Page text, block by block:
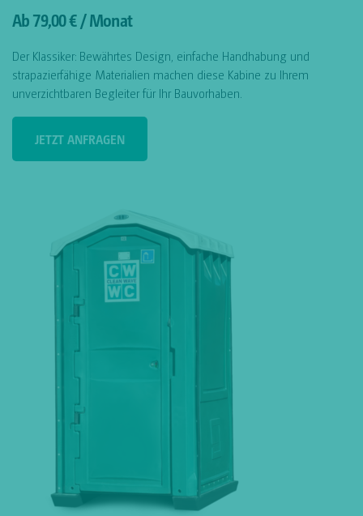
Ab 79,00 € / Monat
Der Klassiker: Bewährtes Design, einfache Handhabung und
strapazierfähige Materialien machen diese Kabine zu Ihrem
unverzichtbaren Begleiter für Ihr Bauvorhaben.
JETZT ANFRAGEN